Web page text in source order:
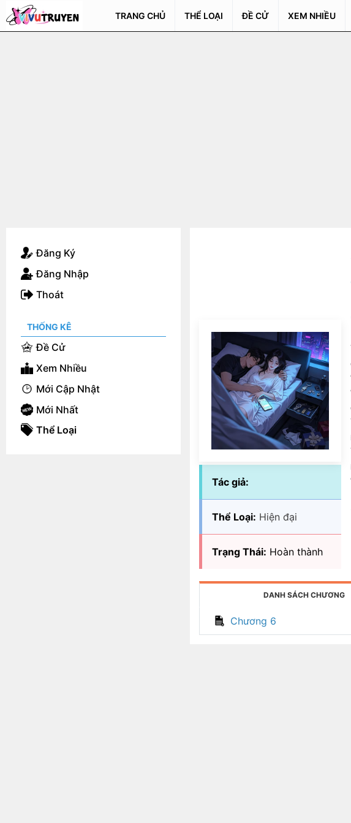
TRANG CHỦ THỂ LOẠI ĐỀ CỬ XEM NHIỀU
Tác giả:
Thể Loại: Hiện đại
Trạng Thái: Hoàn thành
DANH SÁCH CHƯƠNG
Chương 6
Đăng Ký
Đăng Nhập
Thoát
THỐNG KÊ
Đề Cử
Xem Nhiều
Mới Cập Nhật
Mới Nhất
Thể Loại